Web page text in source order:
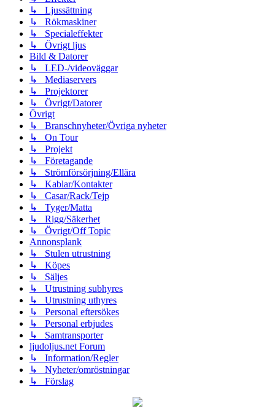
↳ Ljussättning
↳ Rökmaskiner
↳ Specialeffekter
↳ Övrigt ljus
Bild & Datorer
↳ LED-/videoväggar
↳ Mediaservers
↳ Projektorer
↳ Övrigt/Datorer
Övrigt
↳ Branschnyheter/Övriga nyheter
↳ On Tour
↳ Projekt
↳ Företagande
↳ Strömförsörjning/Ellära
↳ Kablar/Kontakter
↳ Casar/Rack/Tejp
↳ Tyger/Matta
↳ Rigg/Säkerhet
↳ Övrigt/Off Topic
Annonsplank
↳ Stulen utrustning
↳ Köpes
↳ Säljes
↳ Utrustning subhyres
↳ Utrustning uthyres
↳ Personal eftersökes
↳ Personal erbjudes
↳ Samtransporter
ljudoljus.net Forum
↳ Information/Regler
↳ Nyheter/omröstningar
↳ Förslag